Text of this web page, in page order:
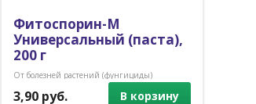
Фитоспорин-М
Универсальный (паста),
200 г
От болезней растений (фунгициды)
3,90 руб. В корзину